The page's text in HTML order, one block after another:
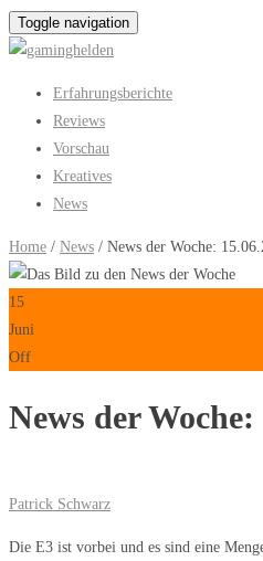
Toggle navigation
Erfahrungsberichte
Reviews
Vorschau
Kreatives
News
Home / News / News der Woche:
15
Juni
Off
News der Woche:
Patrick Schwarz
Die E3 ist vorbei und es sind eine